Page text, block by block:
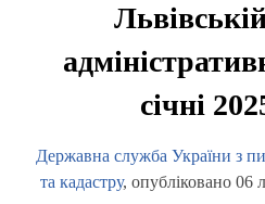
січні
Державна служба України з
та кадастру, опубліковано 06